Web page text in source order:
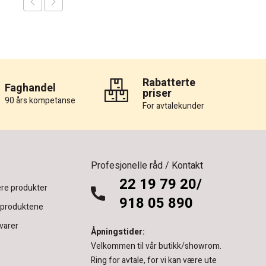
Faghandel
90 års kompetanse
Rabatterte
priser
For avtalekunder
produkter
Profesjonelle råd / Kontakt
22 19 79 20/
918 05 890
Åpningstider:
Velkommen til vår butikk/showrom.
Ring for avtale, for vi kan være ute